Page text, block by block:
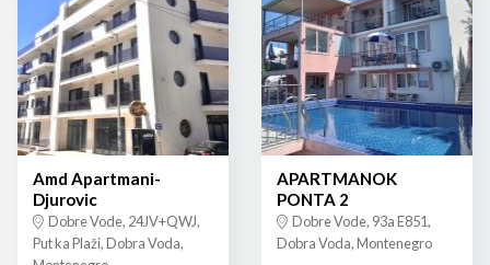
Amd Apartmani-
Djurovic
Dobre Vode, 24JV+QWJ,
Put ka Plaži, Dobra Voda,
APARTMANOK
PONTA 2
Dobre Vode, 93a E851,
Dobra Voda, Montenegro